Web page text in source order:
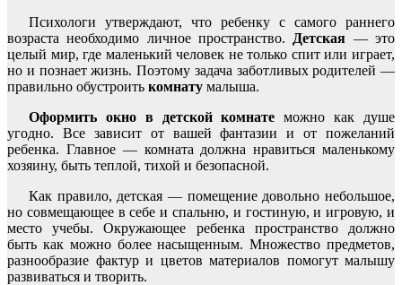
Психологи утверждают, что ребенку с самого раннего
возраста необходимо личное пространство. Детская — это
целый мир, где маленький человек не только спит или играет,
но и познает жизнь. Поэтому задача заботливых родителей —
правильно обустроить комнату малыша.
Оформить окно в детской комнате можно как душе
угодно. Все зависит от вашей фантазии и от пожеланий
ребенка. Главное — комната должна нравиться маленькому
хозяину, быть теплой, тихой и безопасной.
Как правило, детская — помещение довольно небольшое,
но совмещающее в себе и спальню, и гостиную, и игровую, и
место учебы. Окружающее ребенка пространство должно
быть как можно более насыщенным. Множество предметов,
разнообразие фактур и цветов материалов помогут малышу
развиваться и творить.